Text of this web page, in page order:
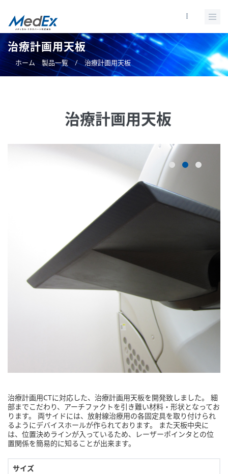
コ
ン
テ
ン
治療計画用天板
ホーム 製品一覧 / 治療計画用天板
治療計画用天板
治療計画用CTに対応した、治療計画用天板を開発致しました。 細
部までこだわり、アーチファクトを引き難い材料・形状となってお
ります。 両サイドには、放射線治療用の各固定具を取り付けられ
るようにデバイスホールが作られております。 また天板中央に
は、位置決めラインが入っているため、レーザーポインタとの位
置関係を簡易的に知ることが出来ます。
サイズ